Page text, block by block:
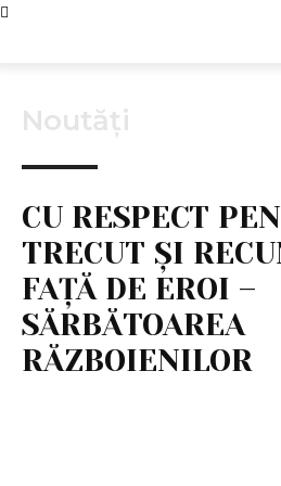
Noutăți
CU RESPECT
TRECUT ȘI
FAȚĂ DE EROI –
SĂRBĂTOAREA
RĂZBOIENILOR